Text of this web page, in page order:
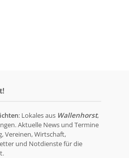
: Lokales aus Wallenhorst,
Aktuelle News und Termine
Vereinen, Wirtschaft,
und Notdienste für die